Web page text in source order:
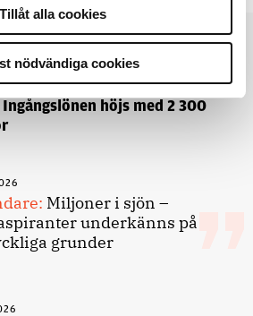
Tillåt alla cookies
nödvändiga cookies
höjs med 2 300
Miljoner i sjön –
underkänns på
grunder